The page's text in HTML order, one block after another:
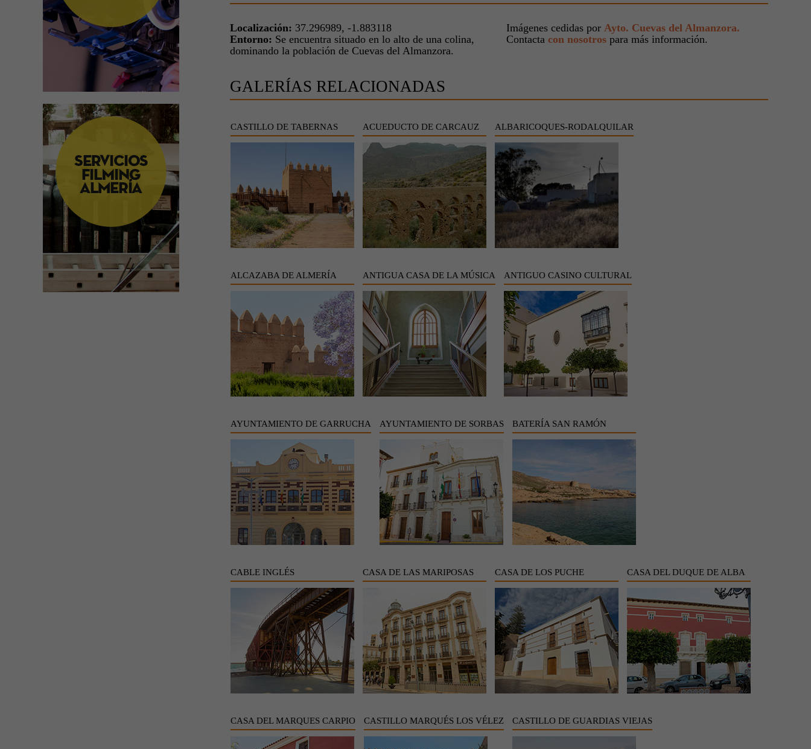
Localización: 37.296989, -1.883118
Entorno: Se encuentra situado en lo alto de una colina,
dominando la población de Cuevas del Almanzora.
Imágenes cedidas por Ayto. Cuevas del Almanzora.
Contacta con nosotrospara más información.
GALERÍAS RELACIONADAS
CASTILLO DE TABERNAS ACUEDUCTO DE CARCAUZ ALBARICOQUES-RODALQUILAR
ALCAZABA DE ALMERÍA ANTIGUA CASA DE LA MÚSICA ANTIGUO CASINO CULTURAL
AYUNTAMIENTO DE GARRUCHA AYUNTAMIENTO DE SORBAS BATERÍA SAN RAMÓN
CABLE INGLÉS CASA DE LAS MARIPOSAS CASA DE LOS PUCHE CASA DEL DUQUE DE ALBA
CASA DEL MARQUES CARPIO CASTILLO MARQUÉS LOS VÉLEZ CASTILLO DE GUARDIAS VIEJAS